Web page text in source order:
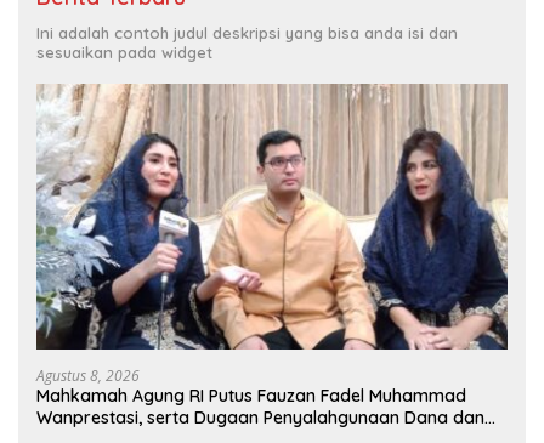
Ini adalah contoh judul deskripsi yang bisa anda isi dan
sesuaikan pada widget
Agustus 8, 2026
Mahkamah Agung RI Putus Fauzan Fadel Muhammad
Wanprestasi, serta Dugaan Penyalahgunaan Dana dan